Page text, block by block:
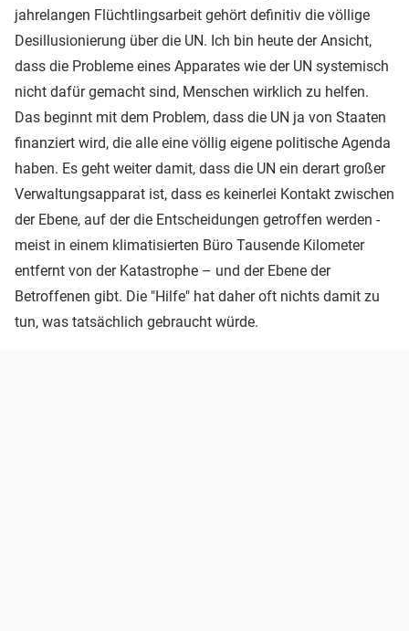
jahrelangen Flüchtlingsarbeit gehört definitiv die völlige
Desillusionierung über die UN. Ich bin heute der Ansicht,
dass die Probleme eines Apparates wie der UN systemisch
nicht dafür gemacht sind, Menschen wirklich zu helfen.
Das beginnt mit dem Problem, dass die UN ja von Staaten
finanziert wird, die alle eine völlig eigene politische Agenda
haben. Es geht weiter damit, dass die UN ein derart großer
Verwaltungsapparat ist, dass es keinerlei Kontakt zwischen
der Ebene, auf der die Entscheidungen getroffen werden -
meist in einem klimatisierten Büro Tausende Kilometer
entfernt von der Katastrophe – und der Ebene der
Betroffenen gibt. Die "Hilfe" hat daher oft nichts damit zu
tun, was tatsächlich gebraucht würde.